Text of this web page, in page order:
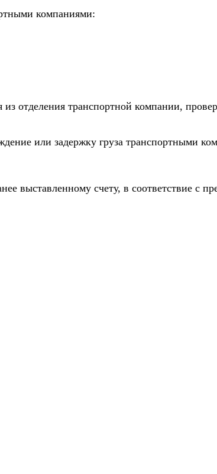
компаниями:
отделения транспортной компании,
или задержку груза транспортными
выставленному счету, в соответствие с